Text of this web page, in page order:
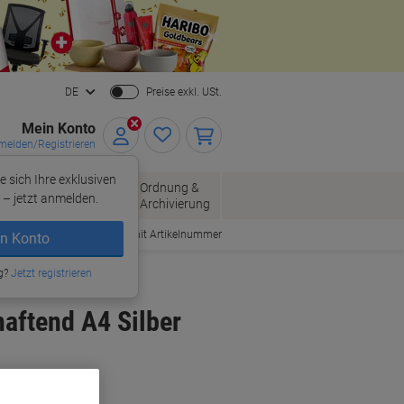
Close
DE Preise exkl. USt.
Mein Konto
Registrieren
sich Ihre exklusiven
jetzt anmelden.
Konto
Jetzt registrieren
Bürobedarf
Ordnung &
Archivierung
Bestellen mit Artikelnummer
A4 Silber